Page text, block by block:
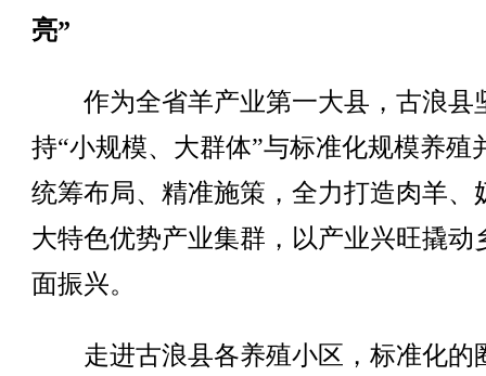
亮”
作为全省羊产业第一大县，古浪县
持“小规模、大群体”与标准化规模养殖
统筹布局、精准施策，全力打造肉羊、
大特色优势产业集群，以产业兴旺撬动
面振兴。
走进古浪县各养殖小区，标准化的